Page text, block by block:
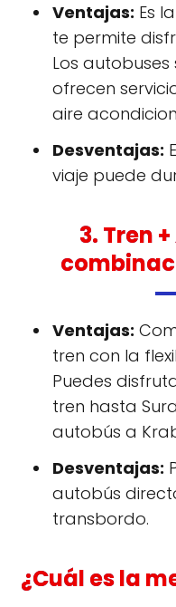
Ventajas: Es
te permite
Los
ofrecen
aire
Desventajas:
viaje puede
3. Tren
Ventajas:
tren con la
Puedes
tren hasta
autobús a
Desventajas:
autobús
transbordo.
¿Cuál es la